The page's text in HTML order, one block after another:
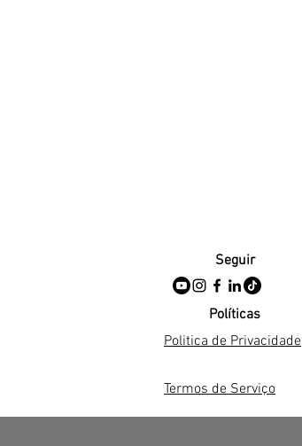
Seguir
Políticas
Politica de Privacidade
Termos de Serviço